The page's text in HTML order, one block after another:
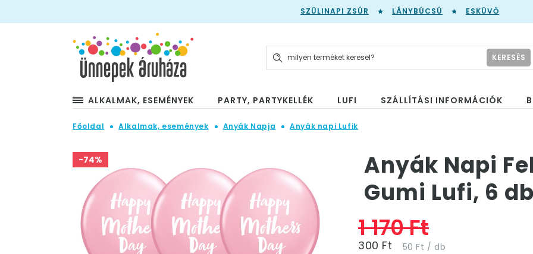
SZÜLINAPI ZSÚR LÁNYBÚCSÚ ESKÜVŐ
KERESÉS
ALKALMAK, ESEMÉNYEK PARTY, PARTYKELLÉK LUFI SZÁLLÍTÁSI INFORMÁCIÓK
Főoldal Alkalmak, események Anyák Napja Anyák napi Lufik
-74%
Anyák Napi
Gumi Lufi, 6
1 170 Ft
300 Ft 50 Ft / db